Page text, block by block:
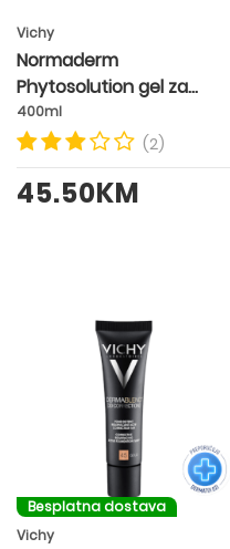
Vichy
Normaderm
Phytosolution gel za
intenzivno čišćenje
400ml
(2)
45.50KM
Besplatna dostava
Vichy